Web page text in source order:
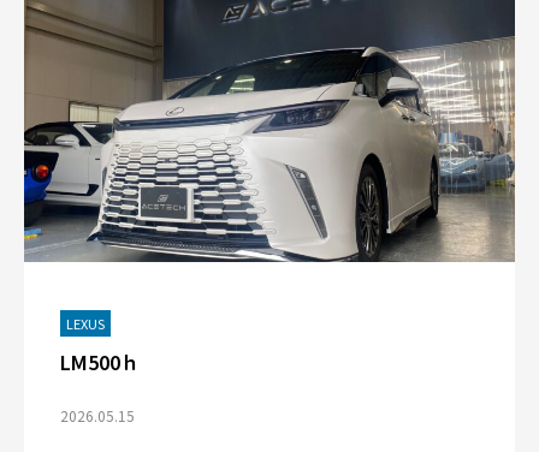
LEXUS
LM500ｈ
2026.05.15